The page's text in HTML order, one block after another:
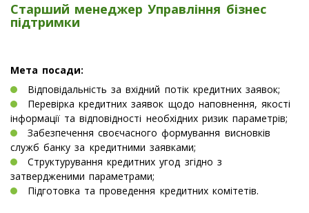
Старший менеджер Управління бізнес
підтримки
Мета посади:
Відповідальність за вхідний потік кредитних заявок;
Перевірка кредитних заявок щодо наповнення, якості
інформації та відповідності необхідних ризик параметрів;
Забезпечення своєчасного формування висновків
служб банку за кредитними заявками;
Структурування кредитних угод згідно з
затвердженими параметрами;
Підготовка та проведення кредитних комітетів.